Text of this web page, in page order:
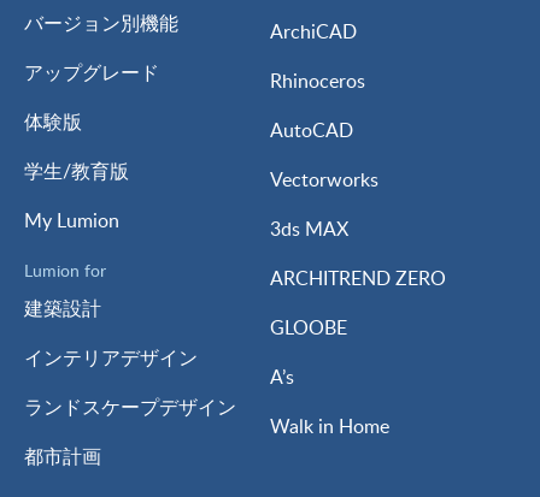
バージョン別機能
アップグレード
体験版
学生/教育版
My Lumion
Lumion for
建築設計
インテリアデザイン
ランドスケープデザイン
都市計画
ArchiCAD
Rhinoceros
AutoCAD
Vectorworks
3ds MAX
ARCHITREND ZERO
GLOOBE
A’s
Walk in Home